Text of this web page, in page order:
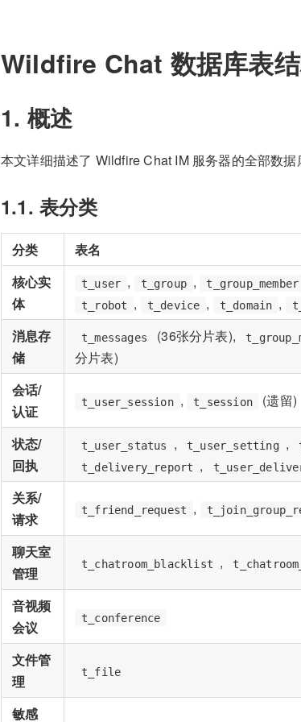
Wildfire Chat 数据库表
1. 概述
本文详细描述了 Wildfire Chat IM 服务器的全部数据
1.1. 表分类
分类
表名
核心实
体
t_user , t_group , t_group_member
t_robot , t_device , t_domain ,
消息存
储
t_messages (36张分片表),
分片表)
会话/
认证
t_user_session , t_session (遗留)
状态/
回执
t_user_status , t_user_setting ,
t_delivery_report ,
关系/
请求
t_friend_request ,
聊天室
管理
t_chatroom_blacklist ,
音视频
会议
t_conference
文件管
理
t_file
敏感